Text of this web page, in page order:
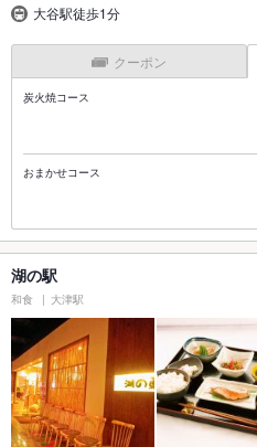
大谷駅徒歩1分
クーポン
炭火焼コース
おまかせコース
湖の駅
和食 大津駅